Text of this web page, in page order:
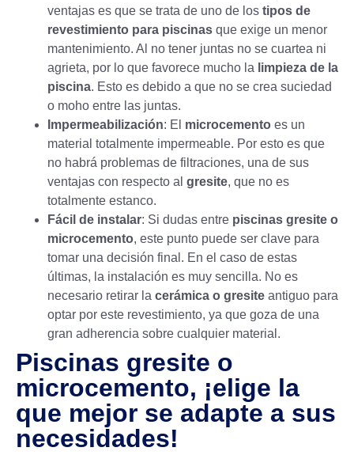
ventajas es que se trata de uno de los tipos de
revestimiento para piscinas que exige un menor
mantenimiento. Al no tener juntas no se cuartea ni
agrieta, por lo que favorece mucho la limpieza de la
piscina. Esto es debido a que no se crea suciedad
o moho entre las juntas.
Impermeabilización: El microcemento es un
material totalmente impermeable. Por esto es que
no habrá problemas de filtraciones, una de sus
ventajas con respecto al gresite, que no es
totalmente estanco.
Fácil de instalar: Si dudas entre piscinas gresite o
microcemento, este punto puede ser clave para
tomar una decisión final. En el caso de estas
últimas, la instalación es muy sencilla. No es
necesario retirar la cerámica o gresite antiguo para
optar por este revestimiento, ya que goza de una
gran adherencia sobre cualquier material.
Piscinas gresite o
microcemento, ¡elige la
que mejor se adapte a sus
necesidades!